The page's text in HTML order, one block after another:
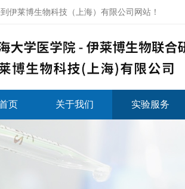
伊莱博生物科技（上海）有限公司网站 ！
页 关于我们 实验服务